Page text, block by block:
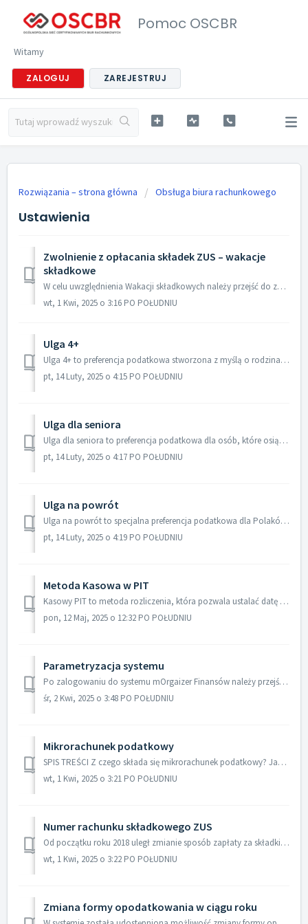
Pomoc OSCBR
Witamy
ZALOGUJ ZAREJESTRUJ
Rozwiązania – strona główna Obsługa biura rachunkowego
Ustawienia
Zwolnienie z opłacania składek ZUS – wakacje
składkowe
W celu uwzględnienia Wakacji składkowych należy przejść do zakładki Ustawienia/Właściciel i uzupełnić parametr Wakacje składkowe. W parametrze n...
wt, 1 Kwi, 2025 o 3:16 PO POŁUDNIU
Ulga 4+
Ulga 4+ to preferencja podatkowa stworzona z myślą o rodzinach wielodzietnych, które wychowują co najmniej czworo dzieci. Jej celem jest wsparcie finanso...
pt, 14 Luty, 2025 o 4:15 PO POŁUDNIU
Ulga dla seniora
Ulga dla seniora to preferencja podatkowa dla osób, które osiągnęły wiek emerytalny, ale chcą nadal pracować i nie pobierają świadczenia emerytalnego. ...
pt, 14 Luty, 2025 o 4:17 PO POŁUDNIU
Ulga na powrót
Ulga na powrót to specjalna preferencja podatkowa dla Polaków, którzy przez kilka lat pracowali i mieszkali za granicą, ale zdecydowali się wrócić do Pol...
pt, 14 Luty, 2025 o 4:19 PO POŁUDNIU
Metoda Kasowa w PIT
Kasowy PIT to metoda rozliczenia, która pozwala ustalać datę powstania przychodu z działalności gospodarczej oraz odliczać koszty uzyskania przychodów p...
pon, 12 Maj, 2025 o 12:32 PO POŁUDNIU
Parametryzacja systemu
Po zalogowaniu do systemu mOrgaizer Finansów należy przejść do Ustawień konta i uzupełnić brakujące dane w zakładce Firma, Właściciel, Bilans otwarcia ...
śr, 2 Kwi, 2025 o 3:48 PO POŁUDNIU
Mikrorachunek podatkowy
SPIS TREŚCI Z czego składa się mikrorachunek podatkowy? Jak sprawdzić numer swojego mikrorachunku podatkowego? Generowanie mikrorachunku w syste...
wt, 1 Kwi, 2025 o 3:21 PO POŁUDNIU
Numer rachunku składkowego ZUS
Od początku roku 2018 uległ zmianie sposób zapłaty za składki ZUS. Zamiast dotychczasowych trzech numerów kont, identycznych dla wszystkich przedsiębiorc...
wt, 1 Kwi, 2025 o 3:22 PO POŁUDNIU
Zmiana formy opodatkowania w ciągu roku